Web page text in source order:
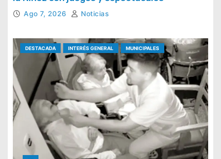
Ago 7, 2026 Noticias
DESTACADA INTERÉS GENERAL MUNICIPALES